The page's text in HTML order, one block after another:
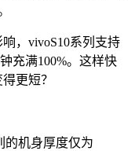
，vivoS10系列支持
充满100%。这样快
更短？
的机身厚度仅为